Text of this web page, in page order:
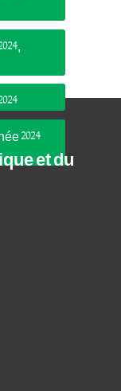
2024
et du